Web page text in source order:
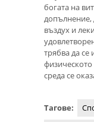
богата на
допълнение,
въздух и
трябва да
среда се
Тагове: